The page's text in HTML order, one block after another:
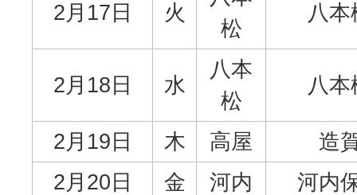
2月17日 火
松
八
2月18日 水
八本
松
八
2月19日 木 高屋
造
2月20日
金 河内 河内